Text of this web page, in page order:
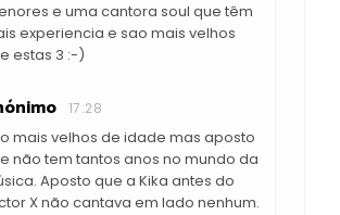
e uma cantora soul que têm
experiencia e sao mais velhos
estas 3 :-)
17:28
mais velhos de idade mas aposto
não tem tantos anos no mundo da
Aposto que a Kika antes do
X não cantava em lado nenhum.